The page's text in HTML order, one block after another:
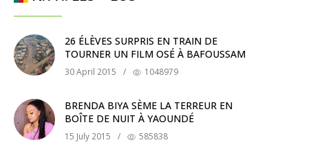
26 ÉLÈVES SURPRIS EN TRAIN DE
TOURNER UN FILM OSÉ À BAFOUSSAM
30 April 2015 / 1048979
BRENDA BIYA SÈME LA TERREUR EN
BOÎTE DE NUIT À YAOUNDÉ
15 July 2015 / 585838